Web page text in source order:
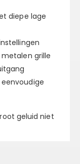
diepe lage
grille
geluid niet